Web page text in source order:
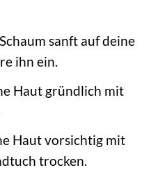
sanft auf deine
ihn ein.
Haut gründlich mit
Haut vorsichtig mit
trocken.